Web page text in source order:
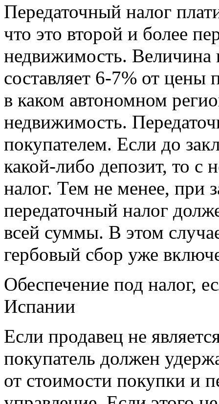
Передаточный налог
что это второй и более
недвижимость. Величина
составляет 6-7% от цены
в каком автономном
недвижимость.
покупателем. Если до
какой-либо депозит, то с
налог. Тем не менее, при
передаточный налог
всей суммы. В этом
гербовый сбор уже
Обеспечение под налог,
Испании
Если продавец не
покупатель должен
от стоимости покупки и